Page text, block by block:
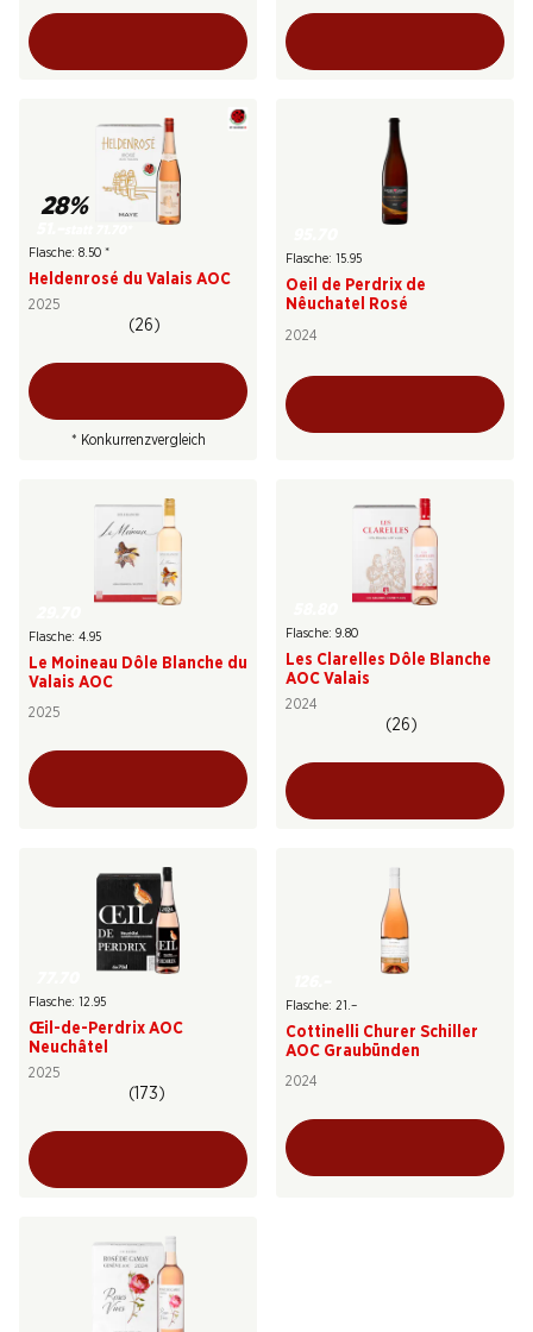
28%
Flasche: 8.50 *
Heldenrosé du Valais AOC
2025
(26)
* Konkurrenzvergleich
Flasche: 15.95
Oeil de Perdrix de
Nêuchatel Rosé
2024
Flasche: 4.95
Le Moineau Dôle Blanche du
Valais AOC
2025
Flasche: 9.80
Les Clarelles Dôle Blanche
AOC Valais
2024
(26)
Flasche: 12.95
Œil-de-Perdrix AOC
Neuchâtel
2025
(173)
Flasche: 21.–
Cottinelli Churer Schiller
AOC Graubünden
2024